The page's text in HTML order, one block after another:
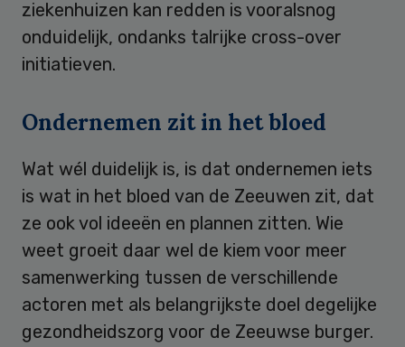
ziekenhuizen kan redden is vooralsnog
onduidelijk, ondanks talrijke cross-over
initiatieven.
Ondernemen zit in het bloed
Wat wél duidelijk is, is dat ondernemen iets
is wat in het bloed van de Zeeuwen zit, dat
ze ook vol ideeën en plannen zitten. Wie
weet groeit daar wel de kiem voor meer
samenwerking tussen de verschillende
actoren met als belangrijkste doel degelijke
gezondheidszorg voor de Zeeuwse burger.